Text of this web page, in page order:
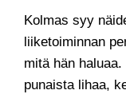
Kolmas syy
liiketoiminnan
mitä hän
punaista lihaa,